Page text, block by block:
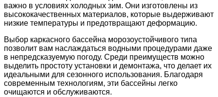
важно в условиях холодных зим. Они изготовлены из
высококачественных материалов, которые выдерживают
низкие температуры и предотвращают деформацию.
Выбор каркасного бассейна морозоустойчивого типа
позволит вам наслаждаться водными процедурами даже
в непредсказуемую погоду. Среди преимуществ можно
выделить простоту установки и демонтажа, что делает их
идеальными для сезонного использования. Благодаря
современным технологиям, эти бассейны легко
очищаются и обслуживаются.